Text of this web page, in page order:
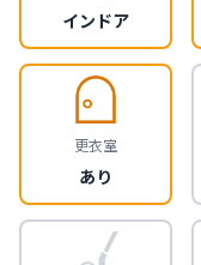
インドア
更衣室
あり